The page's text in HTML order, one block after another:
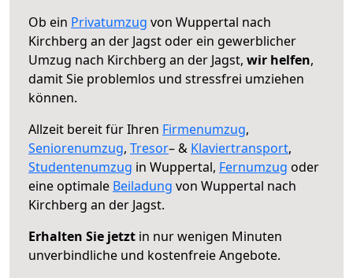
Ob ein Privatumzug von Wuppertal nach
Kirchberg an der Jagst oder ein gewerblicher
Umzug nach Kirchberg an der Jagst, wir helfen,
damit Sie problemlos und stressfrei umziehen
können.
Allzeit bereit für Ihren Firmenumzug,
Seniorenumzug, Tresor– & Klaviertransport,
Studentenumzug in Wuppertal, Fernumzug oder
eine optimale Beiladung von Wuppertal nach
Kirchberg an der Jagst.
Erhalten Sie jetzt in nur wenigen Minuten
unverbindliche und kostenfreie Angebote.